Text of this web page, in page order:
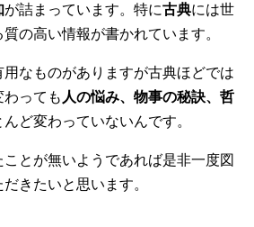
が詰まっています。特に古典には世
の高い情報が書かれています。
なものがありますが古典ほどでは
っても 人の悩み、物事の秘訣、哲
ど変わっていないんです。
とが無いようであれば是非一度図
きたいと思います。